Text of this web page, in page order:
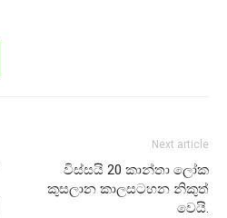
Next article
විස්සයි 20 කාන්තා ලෝක
කුසලාන කාලසටහන නිකුත්
වෙයි.